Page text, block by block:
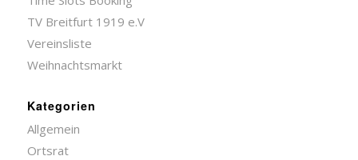
TV Breitfurt 1919 e.V
Vereinsliste
Weihnachtsmarkt
Kategorien
Allgemein
Ortsrat